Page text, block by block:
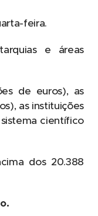
feira.
e áreas
de euros), as
as instituições
científico
dos 20.388